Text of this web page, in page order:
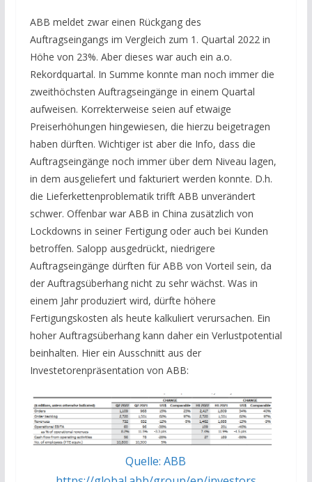
ABB meldet zwar einen Rückgang des
Auftragseingangs im Vergleich zum 1. Quartal 2022 in
Höhe von 23%. Aber dieses war auch ein a.o.
Rekordquartal. In Summe konnte man noch immer die
zweithöchsten Auftragseingänge in einem Quartal
aufweisen. Korrekterweise seien auf etwaige
Preiserhöhungen hingewiesen, die hierzu beigetragen
haben dürften. Wichtiger ist aber die Info, dass die
Auftragseingänge noch immer über dem Niveau lagen,
in dem ausgeliefert und fakturiert werden konnte. D.h.
die Lieferkettenproblematik trifft ABB unverändert
schwer. Offenbar war ABB in China zusätzlich von
Lockdowns in seiner Fertigung oder auch bei Kunden
betroffen. Salopp ausgedrückt, niedrigere
Auftragseingänge dürften für ABB von Vorteil sein, da
der Auftragsüberhang nicht zu sehr wächst. Was in
einem Jahr produziert wird, dürfte höhere
Fertigungskosten als heute kalkuliert verursachen. Ein
hoher Auftragsüberhang kann daher ein Verlustpotential
beinhalten. Hier ein Ausschnitt aus der
Investetorenpräsentation von ABB:
Quelle: ABB